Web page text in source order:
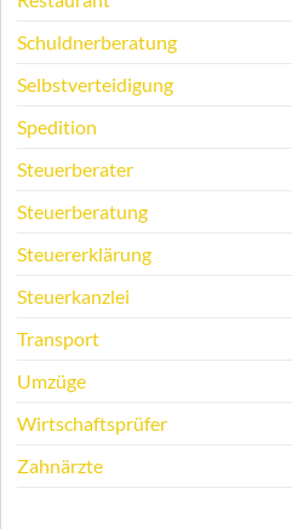
Schuldnerberatung
Selbstverteidigung
Spedition
Steuerberater
Steuerberatung
Steuererklärung
Steuerkanzlei
Transport
Umzüge
Wirtschaftsprüfer
Zahnärzte